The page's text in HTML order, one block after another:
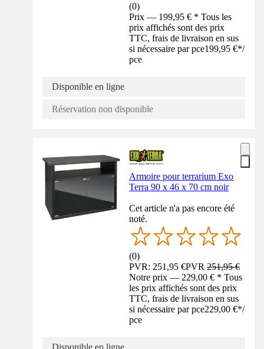
(0)
Prix — 199,95 € * Tous les
prix affichés sont des prix
TTC, frais de livraison en sus
si nécessaire par pce199,95 €*/
pce
Disponible en ligne
Réservation non disponible
Armoire pour terrarium Exo
Terra 90 x 46 x 70 cm noir
Cet article n'a pas encore été
noté.
(0)
PVR: 251,95 €PVR251,95 €
Notre prix — 229,00 € * Tous
les prix affichés sont des prix
TTC, frais de livraison en sus
si nécessaire par pce229,00 €*/
pce
Disponible en ligne